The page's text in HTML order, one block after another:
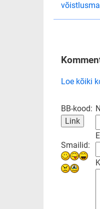
Loe kõiki
BB-kood:
Smailid: